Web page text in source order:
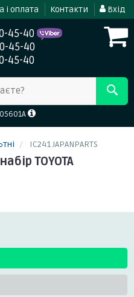
і оплата Контакти Вхід
45-40
45-40
45-40
IC241 JAPANPARTS
TOYOTA